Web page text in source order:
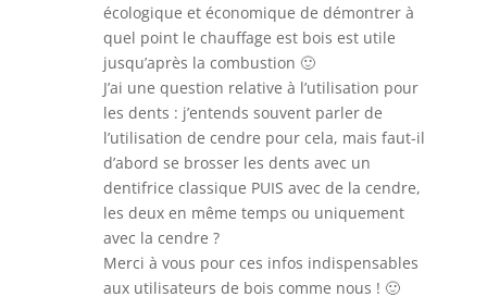
écologique et économique de démontrer à
quel point le chauffage est bois est utile
jusqu’après la combustion 🙂
J’ai une question relative à l’utilisation pour
les dents : j’entends souvent parler de
l’utilisation de cendre pour cela, mais faut-il
d’abord se brosser les dents avec un
dentifrice classique PUIS avec de la cendre,
les deux en même temps ou uniquement
avec la cendre ?
Merci à vous pour ces infos indispensables
aux utilisateurs de bois comme nous ! 🙂